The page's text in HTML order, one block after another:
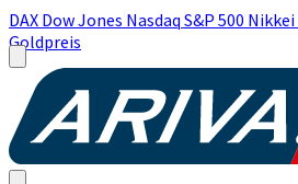
DAX Dow Jones Nasdaq S&P 500 Nikkei
Goldpreis